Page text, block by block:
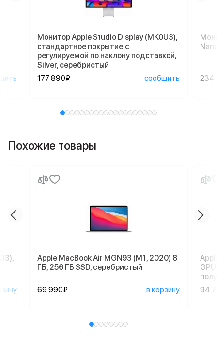
Монитор Apple Studio Display (MK0U3),
стандартное покрытие,с
регулируемой по наклону подставкой,
Silver, серебристый
177 890₽
сообщить 234
Похожие товары
Apple MacBook Air MGN93 (M1, 2020) 8
ГБ, 256 ГБ SSD, серебристый
69 990₽ в корзину
94